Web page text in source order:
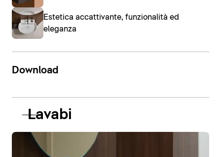
Estetica accattivante, funzionalità ed
eleganza
Download
Lavabi